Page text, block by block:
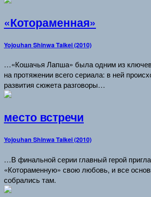
«Котораменная»
Yojouhan Shinwa Taikei (2010)
…«Кошачья Лапша» была одним из
на протяжении всего сериала: в ней
развития сюжета разговоры…
место встречи
Yojouhan Shinwa Taikei (2010)
…В финальной серии главный герой
«Котораменную» свою любовь, и все
собрались там.